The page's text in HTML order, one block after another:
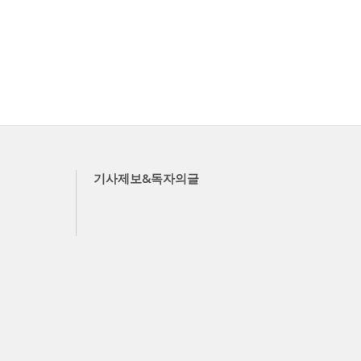
기사제보&독자의글